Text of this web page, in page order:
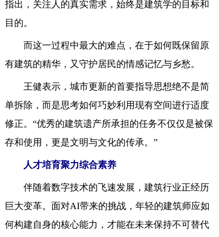
指出，关注人的真实需求，始终是建筑学的目标和
目的。
而这一过程中最大的难点，在于如何既保留原
有建筑的精华，又守护居民的情感记忆与乡愁。
王健表示，城市更新的首要指导思想绝不是简
单拆除，而是思考如何巧妙利用现有空间进行适度
修正。“优秀的建筑遗产所承担的任务不仅仅是被保
存和使用，更是文明与文化的传承。”
人才培育聚力综合素养
伴随着数字技术的飞速发展，建筑行业正经历
巨大变革。面对AI带来的挑战，年轻的建筑师应如
何构建自身的核心能力，才能在未来保持不可替代